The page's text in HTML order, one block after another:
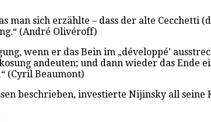
man sich erzählte – dass der alte Cecchetti
(André Olivéroff)
wenn er das Bein im „développé’
andeuten; und dann wieder das Ende
(Cyril Beaumont)
beschrieben, investierte Nijinsky all seine